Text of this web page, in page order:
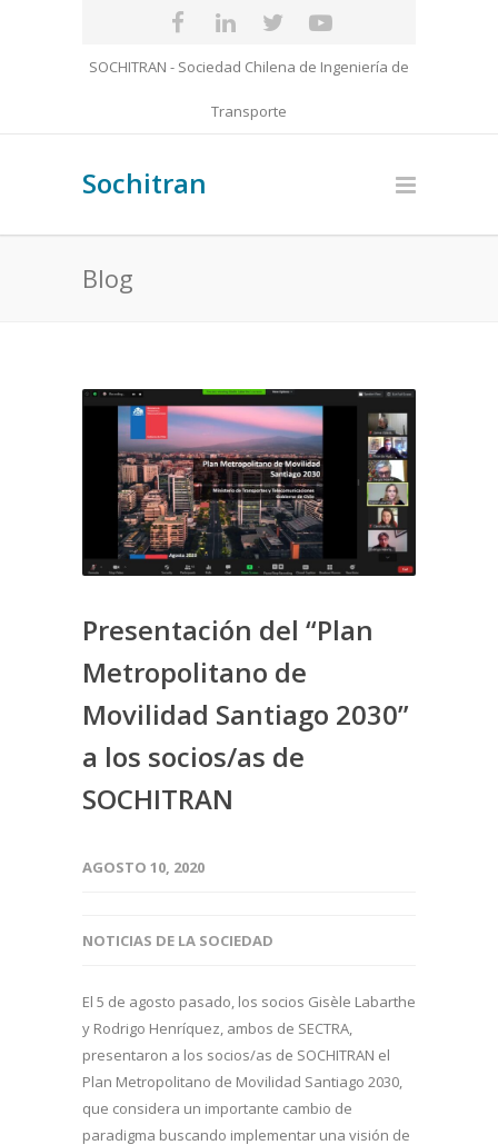
SOCHITRAN - Sociedad Chilena de Ingeniería de
Transporte
Sochitran
Blog
Presentación del “Plan
Metropolitano de
Movilidad Santiago 2030”
a los socios/as de
SOCHITRAN
AGOSTO 10, 2020
NOTICIAS DE LA SOCIEDAD
El 5 de agosto pasado, los socios Gisèle Labarthe
y Rodrigo Henríquez, ambos de SECTRA,
presentaron a los socios/as de SOCHITRAN el
Plan Metropolitano de Movilidad Santiago 2030,
que considera un importante cambio de
paradigma buscando implementar una visión de